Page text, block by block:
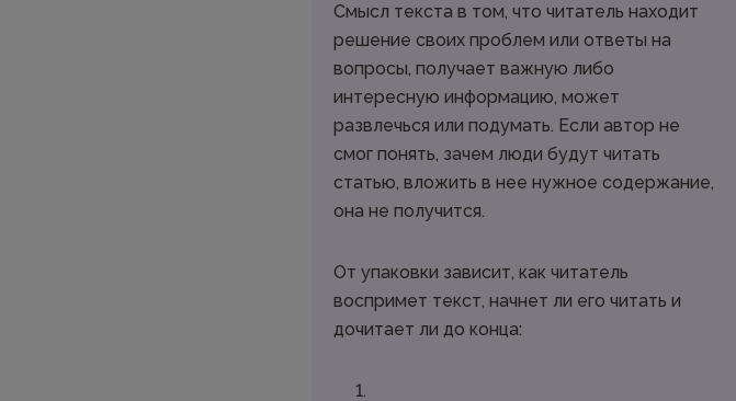
Смысл текста в том, что читатель находит
решение своих проблем или ответы на
вопросы, получает важную либо
интересную информацию, может
развлечься или подумать. Если автор не
смог понять, зачем люди будут читать
статью, вложить в нее нужное содержание,
она не получится.
От упаковки зависит, как читатель
воспримет текст, начнет ли его читать и
дочитает ли до конца: